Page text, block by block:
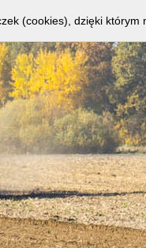
(cookies), dzięki którym